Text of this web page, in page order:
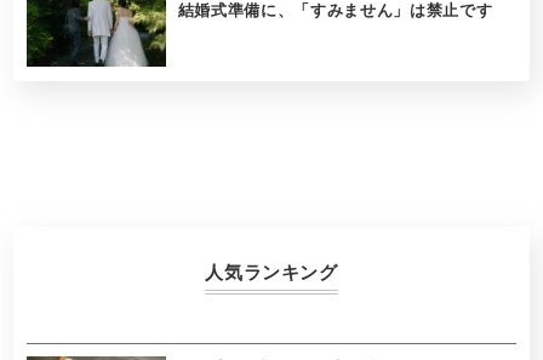
結婚式準備に、「すみません」は禁止です
人気ランキング